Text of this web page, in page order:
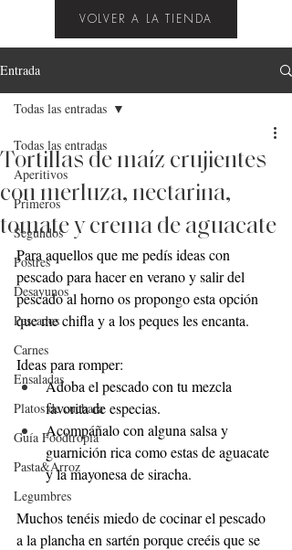
VOLVER A LA TIENDA
Entrada
Todas las entradas
Aperitivos
Primeros
Segundos
Postres
Desayunos
Pescados
Carnes
Ensaladas
Platos de cuchara
Guía Foodtropia
Pasta&Arroz
Legumbres
Todas las entradas
Tortillas de maíz crujientes
con merluza, nectarina,
tomate y crema de aguacate
Para aquellos que me pedís ideas con
pescado para hacer en verano y salir del
pescado al horno os propongo esta opción
que me chifla y a los peques les encanta.
Ideas para romper:
Adoba el pescado con tu mezcla
favorita de especias.
Acompáñalo con alguna salsa y
guarnición rica como estas de aguacate
y la mayonesa de siracha.
Muchos tenéis miedo de cocinar el pescado
a la plancha en sartén porque creéis que se